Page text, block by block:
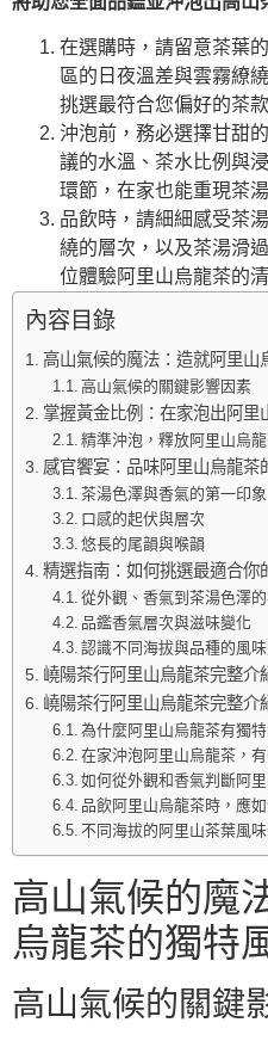
在選購時，請留意茶葉
區的日夜溫差與雲霧繚
挑選最符合您偏好的茶款
沖泡前，務必選擇甘甜
議的水溫、茶水比例與
環節，在家也能重現茶
品飲時，請細細感受茶
繞的層次，以及茶湯滑
位體驗阿里山烏龍茶的
內容目錄
高山氣候的魔法：造就阿里山
高山氣候的關鍵影響因素
掌握黃金比例：在家泡出阿里
精準沖泡，釋放阿里山烏
感官饗宴：品味阿里山烏龍茶
茶湯色澤與香氣的第一印象
口感的起伏與層次
悠長的尾韻與喉韻
精選指南：如何挑選最適合你
從外觀、香氣到茶湯色澤
品鑑香氣層次與滋味變化
認識不同海拔與品種的風
嶢陽茶行阿里山烏龍茶完整介
嶢陽茶行阿里山烏龍茶完整介
為什麼阿里山烏龍茶有獨
在家沖泡阿里山烏龍茶，
如何從外觀和香氣判斷阿
品飲阿里山烏龍茶時，應
不同海拔的阿里山茶葉風
高山氣候的魔
烏龍茶的獨特
高山氣候的關鍵